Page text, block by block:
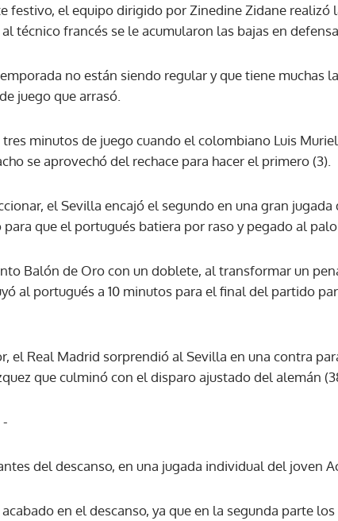
festivo, el equipo dirigido por Zinedine Zidane realizó
técnico francés se le acumularon las bajas en defensa.
no están siendo regular y que tiene muchas
juego que arrasó.
minutos de juego cuando el colombiano Luis
se aprovechó del rechace para hacer el primero (3).
el Sevilla encajó el segundo en una gran
que el portugués batiera por raso y pegado al palo
Balón de Oro con un doblete, al transformar un
al portugués a 10 minutos para el final del partido
el Real Madrid sorprendió al Sevilla en una contra
que culminó con el disparo ajustado del alemán
-
del descanso, en una jugada individual del joven
en el descanso, ya que en la segunda parte